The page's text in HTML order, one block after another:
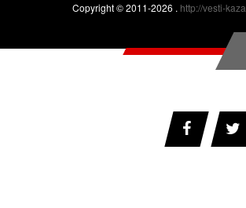
Copyright © 2011-2026 . http://vesti-